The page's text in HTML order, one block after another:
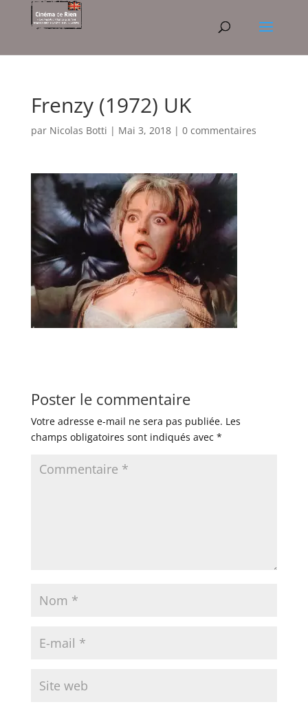
Frenzy (1972) UK
par Nicolas Botti | Mai 3, 2018| 0 commentaires
Poster le commentaire
Votre adresse e-mail ne sera pas publiée. Les
champs obligatoires sont indiqués avec *